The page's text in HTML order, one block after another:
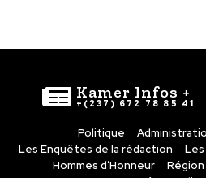
Kamer Infos +
+(237) 672 78 85 41
Politique
Les Enquêtes de la rédaction
Les
Hommes d’Honneur
Région